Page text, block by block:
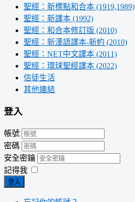
聖經：新標點和合本 (1919,1989)
聖經：新譯本 (1992)
聖經：和合本修訂版 (2010)
聖經：新漢語譯本-新約 (2010)
聖經：NET中文譯本 (2011)
聖經：環球聖經譯本 (2022)
信徒生活
其他連結
登入
帳號
密碼
安全密鑰
記得我
登入